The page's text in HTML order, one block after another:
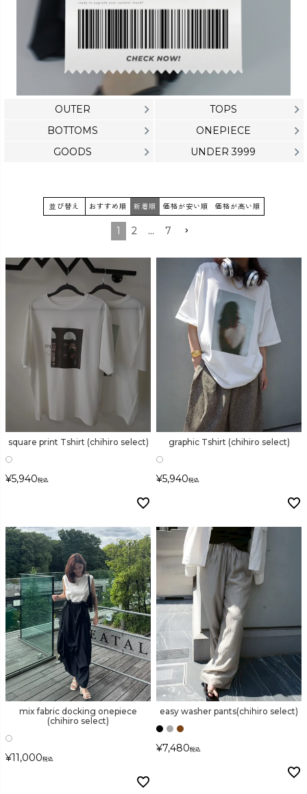
価格
表示する
表示しない
検索
OUTER
TOPS
BOTTOMS
ONEPIECE
GOODS
UNDER 3999
並び替え おすすめ順 新着順 価格が安い順 価格が高い順
1 2 … 7
square print Tshirt (chihiro select)
¥5,940税込
graphic Tshirt (chihiro select)
¥5,940税込
mix fabric docking onepiece
(chihiro select)
¥11,000税込
easy washer pants(chihiro select)
¥7,480税込